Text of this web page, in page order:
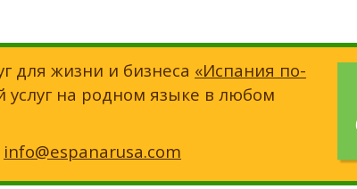
для жизни и бизнеса «Испания по-
услуг на родном языке в любом
info@espanarusa.com